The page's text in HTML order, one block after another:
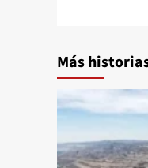
Más